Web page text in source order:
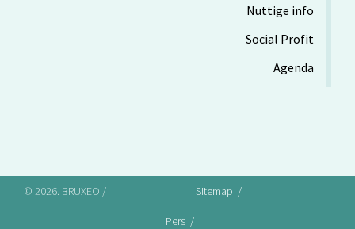
Nuttige info
Social Profit
Agenda
© 2026. BRUXEO / Sitemap
Pers